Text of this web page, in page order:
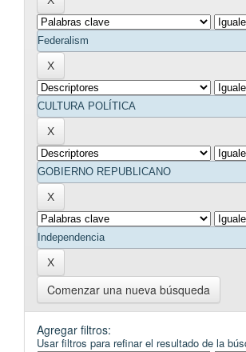
Comenzar una nueva búsqueda
Agregar filtros:
Usar filtros para refinar el resultado de la